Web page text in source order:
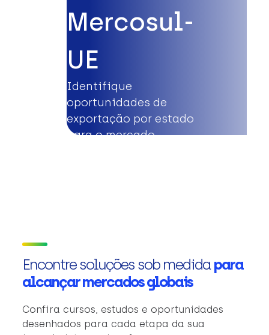
Mercosul-
UE
Identifique
oportunidades de
exportação por estado
para o mercado
Encontre soluções sob medidapara
alcançar mercados globais
Confira cursos, estudos e oportunidades
desenhados para cada etapa da sua